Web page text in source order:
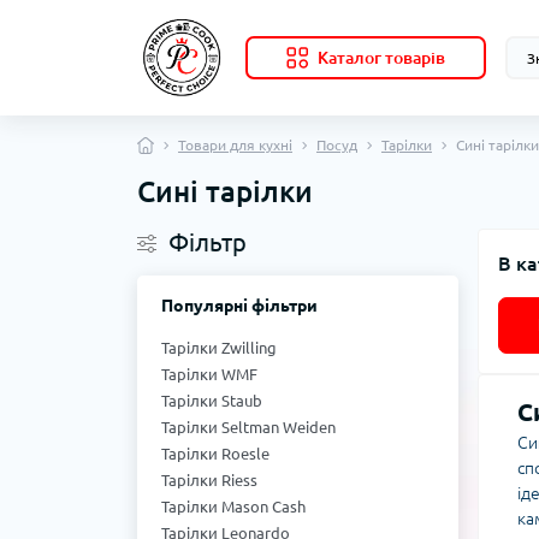
Каталог товарів
Товари для кухні Посуд Тарілки Сині тарілки
Сині тарілки
Фільтр
Популярні фільтри
Тарілки Zwilling
Тарілки WMF
Тарілки Staub
Тарілки Seltman Weiden
Тарілки Roesle
Тарілки Riess
Тарілки Mason Cash
Тарілки Leonardo
В